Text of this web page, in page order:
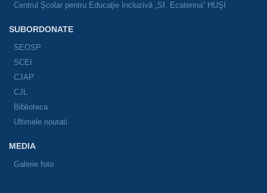
Centrul Şcolar pentru Educaţie Incluzivă „Sf. Ecaterina” HUŞI
SUBORDONATE
SEOSP
SCEI
CJAP
CJL
Biblioteca
Ultimele noutati
MEDIA
Galerie foto